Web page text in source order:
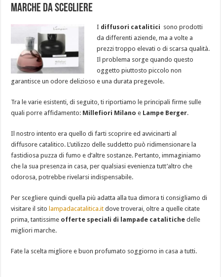
Marche da Scegliere
I diffusori catalitici sono prodotti
da differenti aziende, ma a volte a
prezzi troppo elevati o di scarsa qualità.
Il problema sorge quando questo
oggetto piuttosto piccolo non
garantisce un odore delizioso e una durata pregevole.
Tra le varie esistenti, di seguito, ti riportiamo le principali firme sulle
quali porre affidamento: Millefiori Milano e Lampe Berger.
Il nostro intento era quello di farti scoprire ed avvicinarti al
diffusore catalitico. L’utilizzo delle suddetto può ridimensionare la
fastidiosa puzza di fumo e d’altre sostanze. Pertanto, immaginiamo
che la sua presenza in casa, per qualsiasi evenienza tutt’altro che
odorosa, potrebbe rivelarsi indispensabile.
Per scegliere quindi quella più adatta alla tua dimora ti consigliamo di
visitare il sito lampadacatalitica.it dove troverai, oltre a quelle citate
prima, tantissime offerte speciali di lampade catalitiche delle
migliori marche.
Fate la scelta migliore e buon profumato soggiorno in casa a tutti.